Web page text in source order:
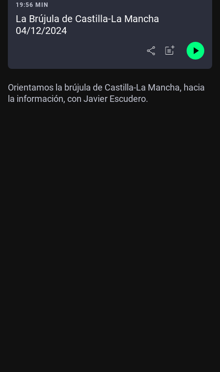
19:56 MIN
La Brújula de Castilla-La Mancha
04/12/2024
Orientamos la brújula de Castilla-La Mancha, hacia
la información, con Javier Escudero.